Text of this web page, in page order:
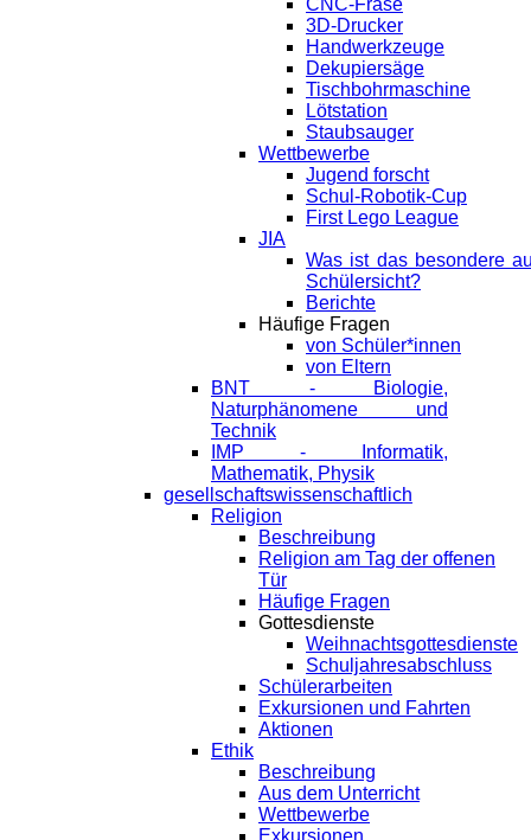
CNC-Fräse
3D-Drucker
Handwerkzeuge
Dekupiersäge
Tischbohrmaschine
Lötstation
Staubsauger
Wettbewerbe
Jugend forscht
Schul-Robotik-Cup
First Lego League
JIA
Was ist das besondere
Schülersicht?
Berichte
Häufige Fragen
von Schüler*innen
von Eltern
BNT - Biologie,
Naturphänomene und
Technik
IMP - Informatik,
Mathematik, Physik
gesellschaftswissenschaftlich
Religion
Beschreibung
Religion am Tag der offenen
Tür
Häufige Fragen
Gottesdienste
Weihnachtsgottesdienste
Schuljahresabschluss
Schülerarbeiten
Exkursionen und Fahrten
Aktionen
Ethik
Beschreibung
Aus dem Unterricht
Wettbewerbe
Exkursionen